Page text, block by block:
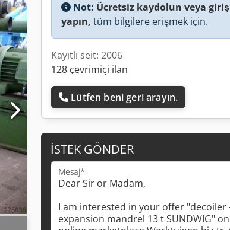
Not: Ücretsiz kaydolun veya giriş
yapın, tüm bilgilere erişmek için.
Kayıtlı seit: 2006
128 çevrimiçi ilan
Lütfen beni geri arayın.
İSTEK GÖNDER
Mesaj*